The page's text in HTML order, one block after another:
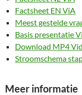
Factsheet EN ViA
Meest gestelde
Basis presentatie
Download MP4
Stroomschema
Meer informatie